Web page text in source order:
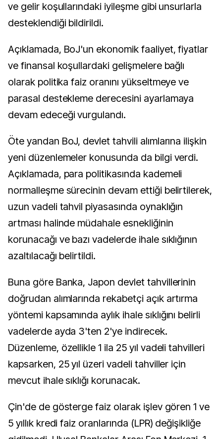
ve gelir koşullarındaki iyileşme gibi unsurlarla
desteklendiği bildirildi.
Açıklamada, BoJ'un ekonomik faaliyet, fiyatlar
ve finansal koşullardaki gelişmelere bağlı
olarak politika faiz oranını yükseltmeye ve
parasal destekleme derecesini ayarlamaya
devam edeceği vurgulandı.
Öte yandan BoJ, devlet tahvili alımlarına ilişkin
yeni düzenlemeler konusunda da bilgi verdi.
Açıklamada, para politikasında kademeli
normalleşme sürecinin devam ettiği belirtilerek,
uzun vadeli tahvil piyasasında oynaklığın
artması halinde müdahale esnekliğinin
korunacağı ve bazı vadelerde ihale sıklığının
azaltılacağı belirtildi.
Buna göre Banka, Japon devlet tahvillerinin
doğrudan alımlarında rekabetçi açık artırma
yöntemi kapsamında aylık ihale sıklığını belirli
vadelerde ayda 3'ten 2'ye indirecek.
Düzenleme, özellikle 1 ila 25 yıl vadeli tahvilleri
kapsarken, 25 yıl üzeri vadeli tahviller için
mevcut ihale sıklığı korunacak.
Çin'de de gösterge faiz olarak işlev gören 1 ve
5 yıllık kredi faiz oranlarında (LPR) değişikliğe